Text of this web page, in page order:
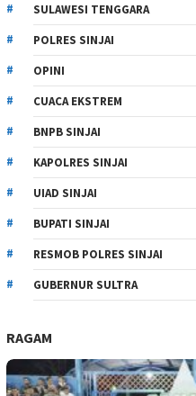
SULAWESI TENGGARA
POLRES SINJAI
OPINI
CUACA EKSTREM
BNPB SINJAI
KAPOLRES SINJAI
UIAD SINJAI
BUPATI SINJAI
RESMOB POLRES SINJAI
GUBERNUR SULTRA
RAGAM